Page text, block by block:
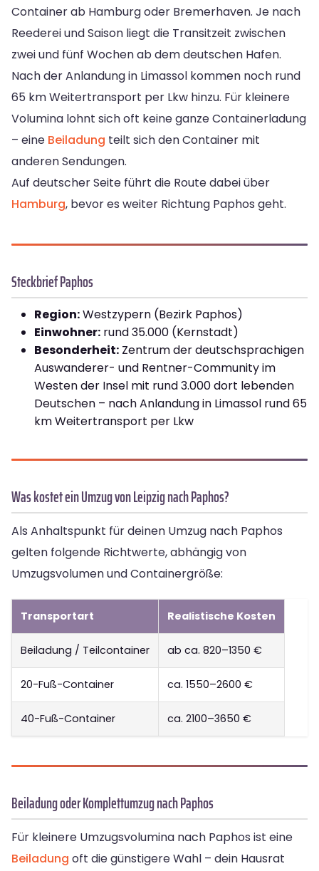
Container ab Hamburg oder Bremerhaven. Je nach
Reederei und Saison liegt die Transitzeit zwischen
zwei und fünf Wochen ab dem deutschen Hafen.
Nach der Anlandung in Limassol kommen noch rund
65 km Weitertransport per Lkw hinzu. Für kleinere
Volumina lohnt sich oft keine ganze Containerladung
– eine Beiladung teilt sich den Container mit
anderen Sendungen.
Auf deutscher Seite führt die Route dabei über
Hamburg, bevor es weiter Richtung Paphos geht.
Steckbrief Paphos
Region:Westzypern (Bezirk Paphos)
Einwohner: rund 35.000 (Kernstadt)
Besonderheit: Zentrum der deutschsprachigen
Auswanderer- und Rentner-Community im
Westen der Insel mit rund 3.000 dort lebenden
Deutschen – nach Anlandung in Limassol rund 65
km Weitertransport per Lkw
Was kostet ein Umzug von Leipzig nach Paphos?
Als Anhaltspunkt für deinen Umzug nach Paphos
gelten folgende Richtwerte, abhängig von
Umzugsvolumen und Containergröße:
Transportart Realistische Kosten
Beiladung / Teilcontainer ab ca. 820–1350 €
20-Fuß-Container ca. 1550–2600 €
40-Fuß-Container ca. 2100–3650 €
Beiladung oder Komplettumzug nach Paphos
Für kleinere Umzugsvolumina nach Paphos ist eine
Beiladung oft die günstigere Wahl – dein Hausrat